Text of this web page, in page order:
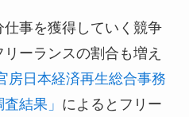
仕事を獲得していく競争
ーランスの割合も増え
房日本経済再生総合事務
結果」 によるとフリー